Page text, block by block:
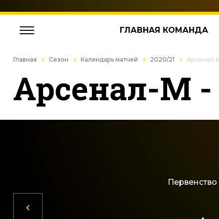
ГЛАВНАЯ КОМАНДА
Главная Сезон Календарь матчей 2020/21
Арсенал-М